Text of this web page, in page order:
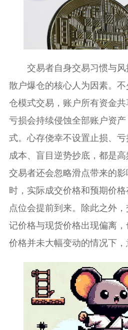
交易者自身交易习惯与
散户爆仓的核心人为因素。
仓模式交易，账户所有资金
亏损会持续侵蚀全部账户资
式。心存侥幸不设置止损、
成本、盲目逆势抄底，都是
交易者还会忽略滑点带来的
时，实际成交价格和预期价
点位会提前到来。除此之外
记价格与现货价格出现偏离
价格并未大幅变动的情况下，